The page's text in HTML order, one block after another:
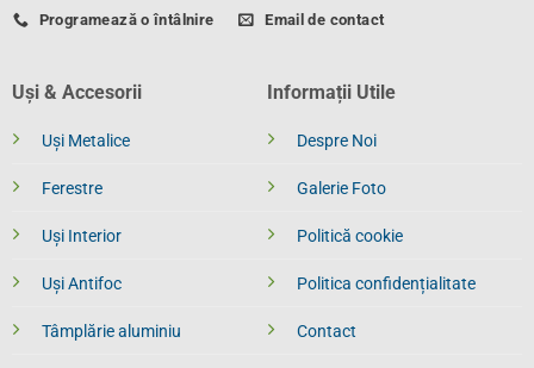
Programează o întâlnire Email de contact
Uși & Accesorii
Uși Metalice
Ferestre
Uși Interior
Uși Antifoc
Tâmplărie aluminiu
Informații Utile
Despre Noi
Galerie Foto
Politică cookie
Politica confidențialitate
Contact